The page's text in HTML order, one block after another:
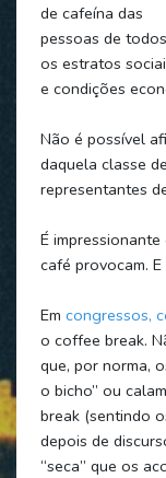
de cafeína das
pessoas de todos
os estratos
e condições
Não é possível
daquela classe
representantes
É
café provocam.
Em congressos,
o coffee break.
que, por norma,
o bicho” ou
break (sentindo
depois de
“seca” que os